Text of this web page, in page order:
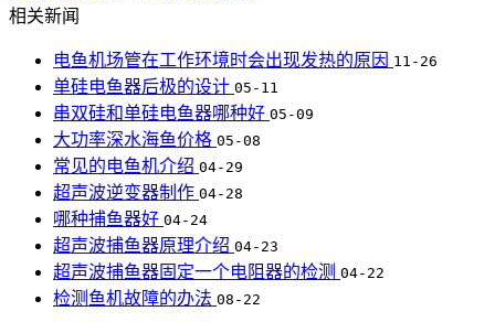
相关新闻
电鱼机场管在工作环境时会出现发热的原因 11-26
单硅电鱼器后极的设计 05-11
串双硅和单硅电鱼器哪种好 05-09
大功率深水海鱼价格 05-08
常见的电鱼机介绍 04-29
超声波逆变器制作 04-28
哪种捕鱼器好 04-24
超声波捕鱼器原理介绍 04-23
超声波捕鱼器固定一个电阻器的检测 04-22
检测鱼机故障的办法 08-22